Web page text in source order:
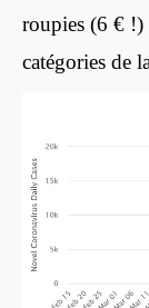
roupies (6 € !)
catégories de